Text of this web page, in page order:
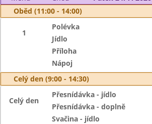
Oběd (11:00 - 14:00)
1
Polévka
Jídlo
Příloha
Nápoj
Celý den (9:00 - 14:30)
Celý den
Přesnídávka - jídlo
Přesnídávka - doplně
Svačina - jídlo